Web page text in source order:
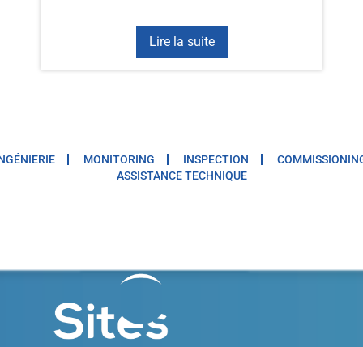
Lire la suite
MONITORING INSPECTION
ASSISTANCE TECHNIQUE